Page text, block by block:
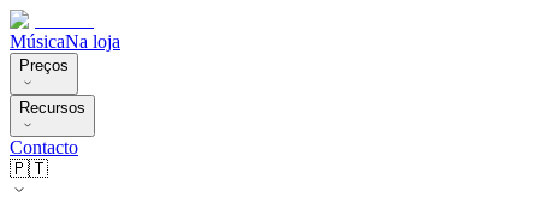
MúsicaNa loja
Preços
Recursos
Contacto
🇵🇹